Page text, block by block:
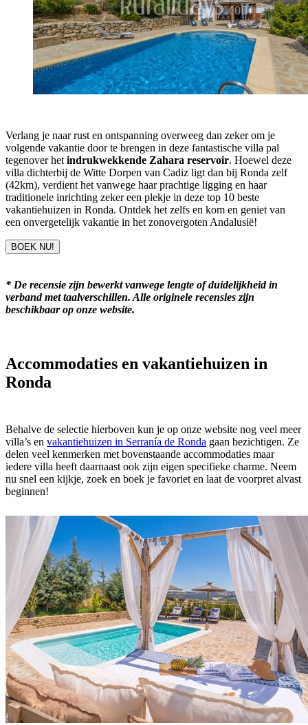
Verlang je naar rust en ontspanning overweeg dan zeker om je
volgende vakantie door te brengen in deze fantastische villa pal
tegenover het indrukwekkende Zahara reservoir. Hoewel deze
villa dichterbij de Witte Dorpen van Cadiz ligt dan bij Ronda zelf
(42km), verdient het vanwege haar prachtige ligging en haar
traditionele inrichting zeker een plekje in deze top 10 beste
vakantiehuizen in Ronda. Ontdek het zelfs en kom en geniet van
een onvergetelijk vakantie in het zonovergoten Andalusië!
BOEK NU!
* De recensie zijn bewerkt vanwege lengte of duidelijkheid in
verband met taalverschillen. Alle originele recensies zijn
beschikbaar op onze website.
Accommodaties en vakantiehuizen in
Ronda
Behalve de selectie hierboven kun je op onze website nog veel meer
villa’s en vakantiehuizen in Serranía de Ronda gaan bezichtigen. Ze
delen veel kenmerken met bovenstaande accommodaties maar
iedere villa heeft daarnaast ook zijn eigen specifieke charme. Neem
nu snel een kijkje, zoek en boek je favoriet en laat de voorpret alvast
beginnen!